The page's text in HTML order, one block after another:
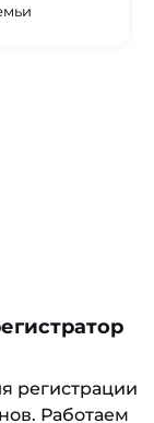
регистрации
Работаем